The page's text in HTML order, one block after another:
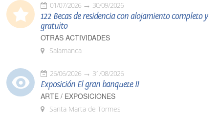
01/07/2026 30/09/2026
122 Becas de residencia con alojamiento completo y
gratuito
OTRAS ACTIVIDADES
Salamanca
26/06/2026 31/08/2026
Exposición El gran banquete II
ARTE / EXPOSICIONES
Santa Marta de Tormes